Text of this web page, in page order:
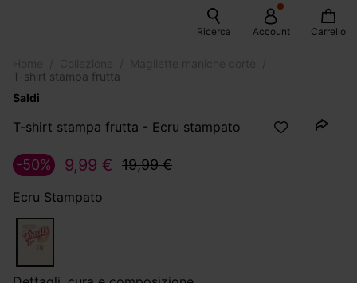
Ricerca Account Carrello
T-shirt stampa frutta
Saldi
T-shirt stampa frutta - Ecru stampato
9,99 € 19,99 €
-50%
Ecru Stampato